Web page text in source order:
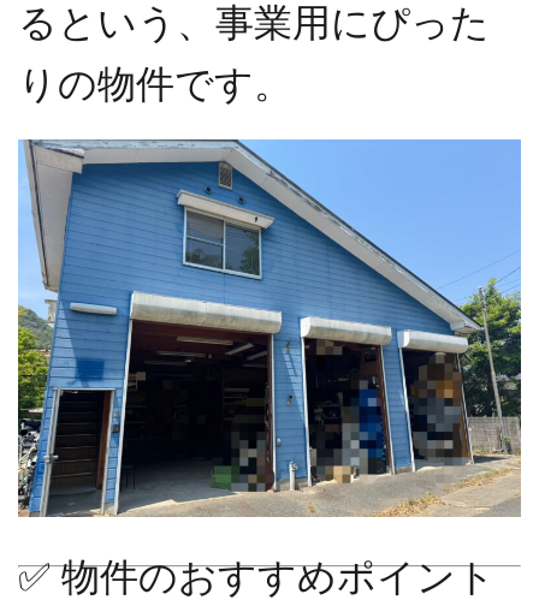
るという、事業用にぴった
りの物件です。
✅ 物件のおすすめポイント